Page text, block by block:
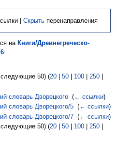
|Скрыть перенаправления
на Книги/Древнегреческо-
:
следующие 50) (20| 50| 100| 250|
словарь Дворецкого (← ссылки)
словарь Дворецкого/5 (← ссылки)
словарь Дворецкого/7 (← ссылки)
следующие 50) (20| 50| 100| 250|